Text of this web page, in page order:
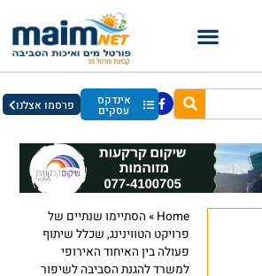
אינדקס
עסקים פרסמו אצלנו
Home
» הסתיימו שנתיים של
פרויקט הטווינינג, שכלל שיתוף
פעולה בין האיחוד האירופי
למשרד להגנת הסביבה לשיפור